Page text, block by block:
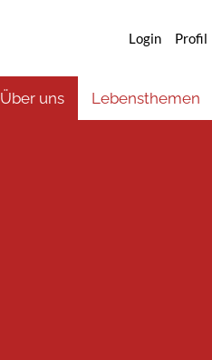
Profil
Login
Über uns Lebensthemen